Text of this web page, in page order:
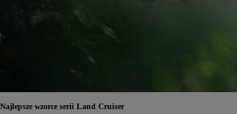
Corolla Hatchback
Najlepsze wzorce serii Land Cruiser